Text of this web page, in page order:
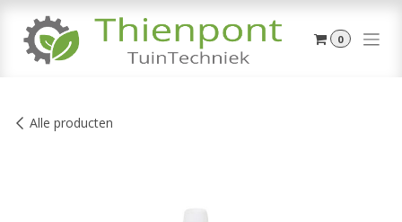
0
Alle producten